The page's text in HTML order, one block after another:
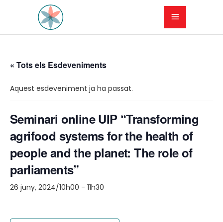
« Tots els Esdeveniments
Aquest esdeveniment ja ha passat.
Seminari online UIP “Transforming
agrifood systems for the health of
people and the planet: The role of
parliaments”
26 juny, 2024/10h00 - 11h30